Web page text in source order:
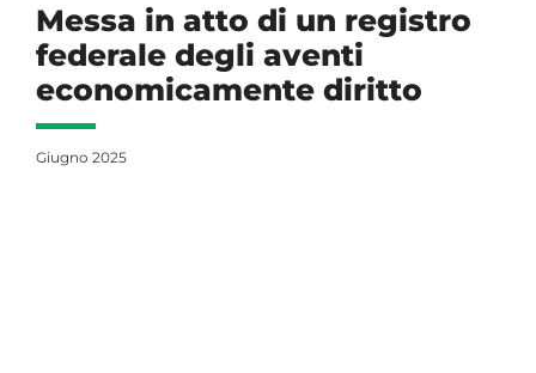
Messa in atto di un registro
federale degli aventi
economicamente diritto
Giugno 2025